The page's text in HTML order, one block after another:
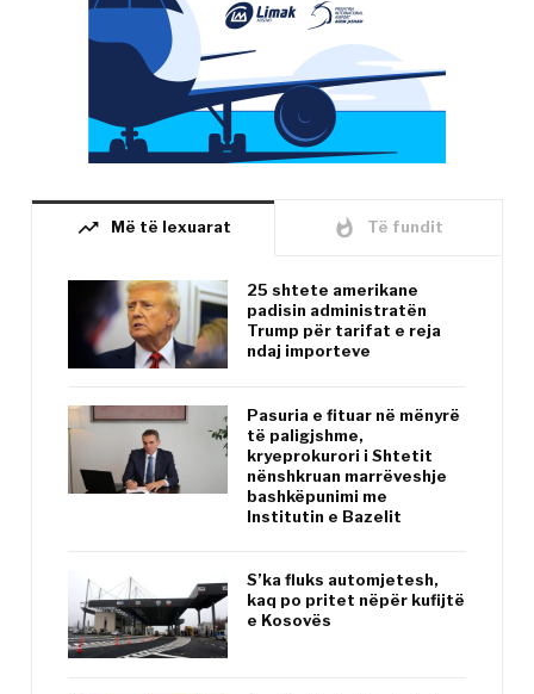
trending_up Më të lexuarat whatshot Të fundit
25 shtete amerikane
padisin administratën
Trump për tarifat e reja
ndaj importeve
Pasuria e fituar në mënyrë
të paligjshme,
kryeprokurori i Shtetit
nënshkruan marrëveshje
bashkëpunimi me
Institutin e Bazelit
S’ka fluks automjetesh,
kaq po pritet nëpër kufijtë
e Kosovës